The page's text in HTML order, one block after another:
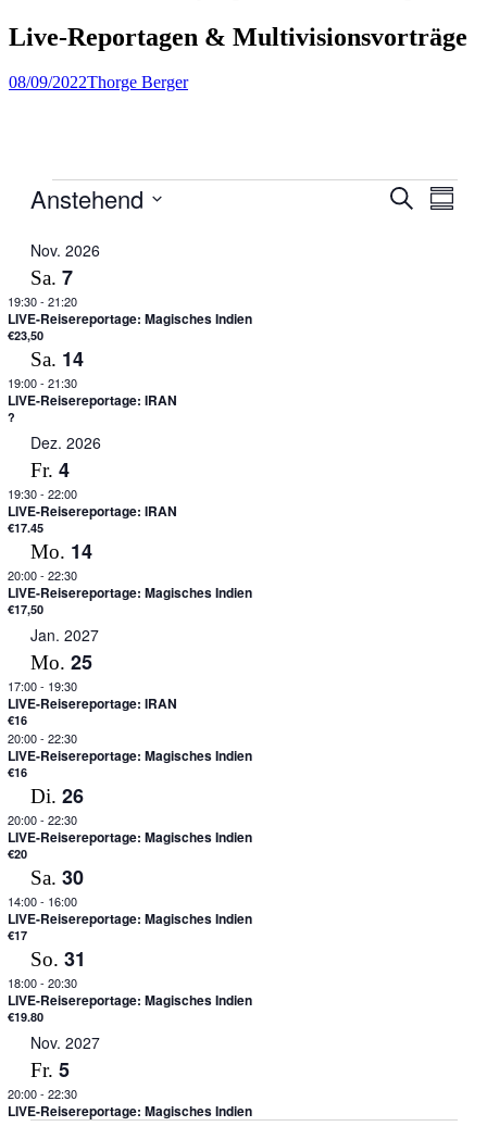
Live-Reportagen & Multivisionsvorträge
Veröffentlicht
08/09/2022Author
Thorge Berger
Veranstaltungen Suche
Anstehend
auswählen.
Nov. 2026
Sa. 7
19:30- 21:20
LIVE-Reisereportage: Magisches Indien
€23,50
Sa. 14
19:00- 21:30
LIVE-Reisereportage: IRAN
?
Dez. 2026
Fr. 4
19:30- 22:00
LIVE-Reisereportage: IRAN
€17.45
Mo. 14
20:00- 22:30
LIVE-Reisereportage: Magisches Indien
€17,50
Jan. 2027
Mo. 25
17:00- 19:30
LIVE-Reisereportage: IRAN
€16
20:00- 22:30
LIVE-Reisereportage: Magisches Indien
€16
Di. 26
20:00- 22:30
LIVE-Reisereportage: Magisches Indien
€20
Sa. 30
14:00- 16:00
LIVE-Reisereportage: Magisches Indien
€17
So. 31
18:00- 20:30
LIVE-Reisereportage: Magisches Indien
€19.80
Nov. 2027
Fr. 5
20:00- 22:30
LIVE-Reisereportage: Magisches Indien